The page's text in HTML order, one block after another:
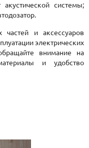
системы;
частей и аксессуаров
электрических
внимание на
и удобство